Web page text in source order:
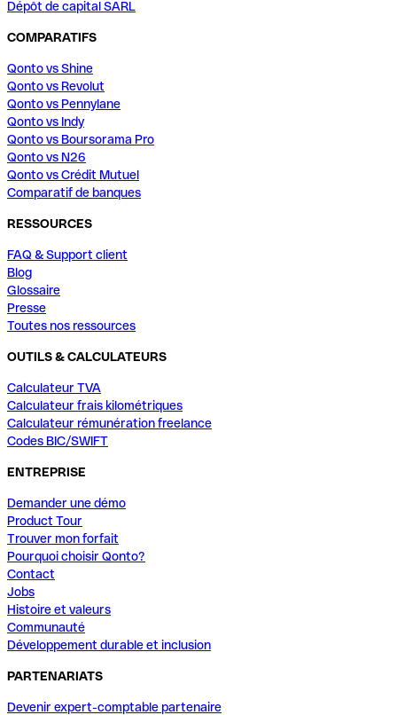
Dépôt de capital SARL
COMPARATIFS
Qonto vs Shine
Qonto vs Revolut
Qonto vs Pennylane
Qonto vs Indy
Qonto vs Boursorama Pro
Qonto vs N26
Qonto vs Crédit Mutuel
Comparatif de banques
RESSOURCES
FAQ & Support client
Blog
Glossaire
Presse
Toutes nos ressources
OUTILS & CALCULATEURS
Calculateur TVA
Calculateur frais kilométriques
Calculateur rémunération freelance
Codes BIC/SWIFT
ENTREPRISE
Demander une démo
Product Tour
Trouver mon forfait
Pourquoi choisir Qonto?
Contact
Jobs
Histoire et valeurs
Communauté
Développement durable et inclusion
PARTENARIATS
Devenir expert-comptable partenaire